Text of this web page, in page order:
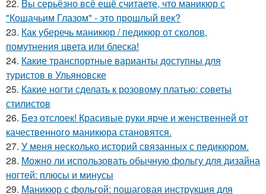
22. Вы серьёзно всё ещё считаете, что маникюр с
"Кошачьим Глазом" - это прошлый век?
23. Как уберечь маникюр / педикюр от сколов,
помутнения цвета или блеска!
24. Какие транспортные варианты доступны для
туристов в Ульяновске
25. Какие ногти сделать к розовому платью: советы
стилистов
26. Без отслоек! Красивые руки ярче и женственней от
качественного маникюра становятся.
27. У меня несколько историй связанных с педикюром.
28. Можно ли использовать обычную фольгу для дизайна
ногтей: плюсы и минусы
29. Маникюр с фольгой: пошаговая инструкция для